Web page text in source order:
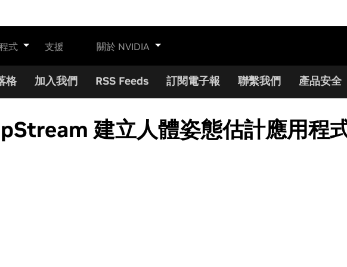
式 支援 關於 NVIDIA
格 加入我們 RSS Feeds 訂閱電子報 聯繫我們 產品安全
建立人體姿態估計應用程